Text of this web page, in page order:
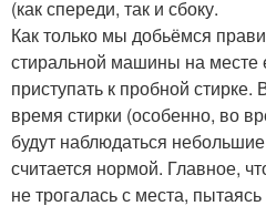
(как спереди, так и сбоку.
Как только мы добьёмся
стиральной машины на месте
приступать к пробной стирке.
время стирки (особенно, во
будут наблюдаться
считается нормой. Главное,
не трогалась с места,